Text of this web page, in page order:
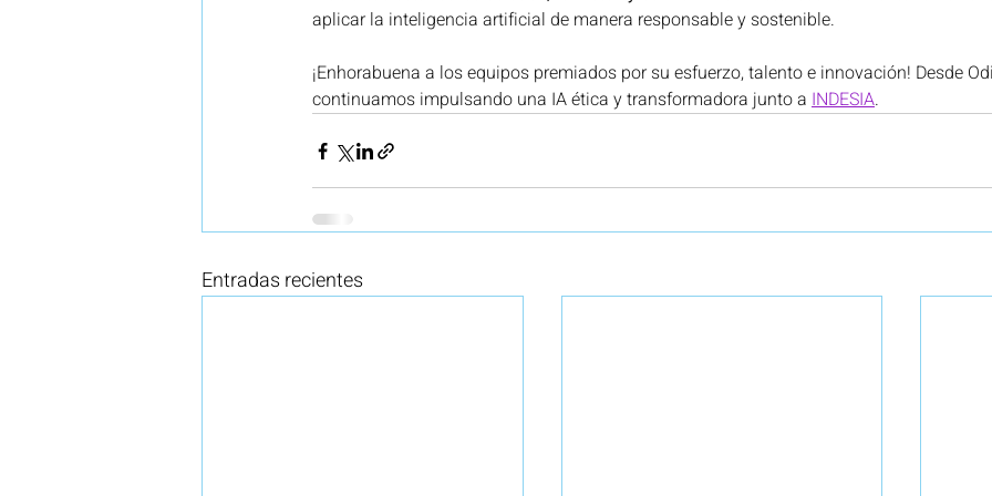
aplicar la inteligencia artificial de manera responsable y sostenible.
¡Enhorabuena a los equipos premiados por su esfuerzo, talento e innovación! Desde
continuamos impulsando una IA ética y transformadora junto a INDESIA.
Entradas recientes